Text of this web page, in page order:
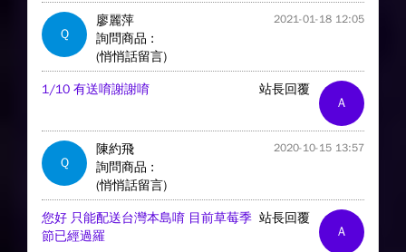
Q
廖麗萍 2021-01-18 12:05
詢問商品 :
(悄悄話留言)
A
站長回覆
1/10 有送唷謝謝唷
Q
陳約飛 2020-10-15 13:57
詢問商品 :
(悄悄話留言)
A
站長回覆
您好 只能配送台灣本島唷 目前草莓季
節已經過羅